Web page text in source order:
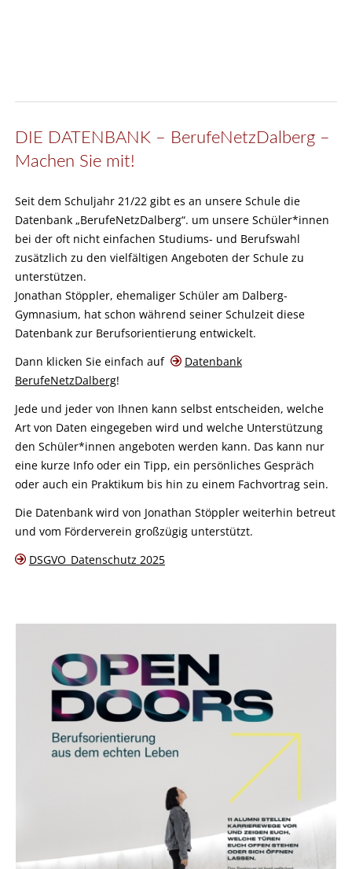
DIE DATENBANK – BerufeNetzDalberg –
Machen Sie mit!
Seit dem Schuljahr 21/22 gibt es an unsere Schule die
Datenbank „BerufeNetzDalberg“. um unsere Schüler*innen
bei der oft nicht einfachen Studiums- und Berufswahl
zusätzlich zu den vielfältigen Angeboten der Schule zu
unterstützen.
Jonathan Stöppler, ehemaliger Schüler am Dalberg-
Gymnasium, hat schon während seiner Schulzeit diese
Datenbank zur Berufsorientierung entwickelt.
Dann klicken Sie einfach auf
Datenbank
BerufeNetzDalberg!
Jede und jeder von Ihnen kann selbst entscheiden, welche
Art von Daten eingegeben wird und welche Unterstützung
den Schüler*innen angeboten werden kann. Das kann nur
eine kurze Info oder ein Tipp, ein persönliches Gespräch
oder auch ein Praktikum bis hin zu einem Fachvortrag sein.
Die Datenbank wird von Jonathan Stöppler weiterhin betreut
und vom Förderverein großzügig unterstützt.
DSGVO_Datenschutz 2025